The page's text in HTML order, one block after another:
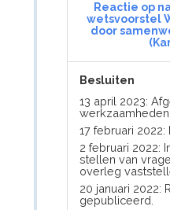
Reactie op
wetsvoorstel
door
Besluiten
13 april 2023:
werkzaamheden.
17 februari
2 februari 2022:
stellen van
overleg
20 januari 2022:
gepubliceerd.